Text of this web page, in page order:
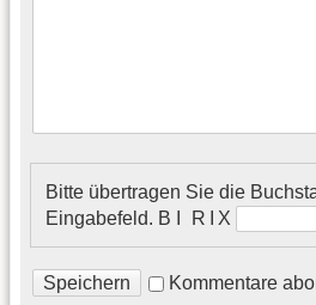
Bitte übertragen Sie die
Eingabefeld. B I R I X
Kommentare